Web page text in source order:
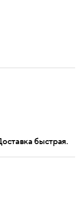
быстрая.